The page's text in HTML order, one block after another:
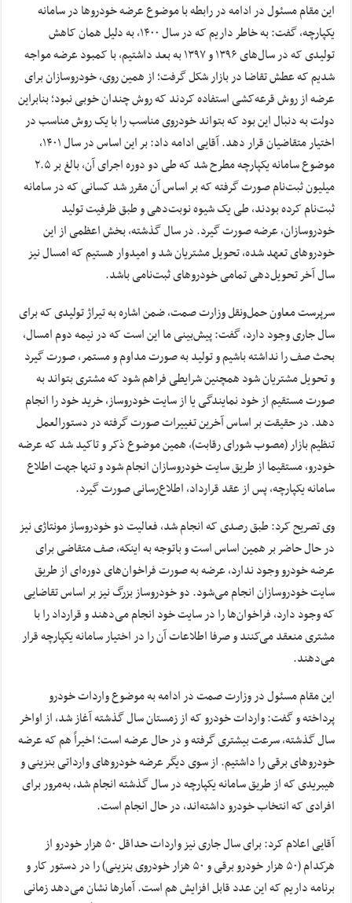
این مقام مسئول در ادامه در رابطه با موضوع عرضه‌ خودروها در سامانه
یکپارچه، گفت: به خاطر داریم که در سال‌ ۱۴۰۰، به دلیل همان کاهش
تولیدی که در سال‌های ۱۳۹۶ و ۱۳۹۷ به بعد داشتیم، با کمبود عرضه مواجه
شدیم که عطش تقاضا در بازار شکل گرفت؛ از همین روی، خودروسازان برای
عرضه از روش قرعه‌کشی استفاده کردند که روش چندان خوبی نبود؛ بنابراین
دولت به دنبال این بود که بتواند خودروی مناسب را با یک روش مناسب در
اختیار متقاضیان قرار دهد. آقایی ادامه داد: بر این اساس در سال ۱۴۰۱،
موضوع سامانه یکپارچه مطرح شد که طی دو دوره اجرای آن، بالغ بر ۲.۵
میلیون ثبت‌نام صورت گرفته که بر اساس آن مقرر شد کسانی که در سامانه
ثبت‌نام کرده بودند، طی یک شیوه نوبت‌دهی و طبق ظرفیت تولید
خودروسازان، عرضه صورت گیرد. در سال گذشته، بخش اعظمی از این
خودروهای تعهد شده، تحویل مشتریان شد و امیدوار هستیم که امسال نیز
سال آخر تحویل‌دهی تمامی خودروهای ثبت‌نامی باشد.
سرپرست معاون حمل‌ونقل وزارت صمت، ضمن اشاره به تیراژ تولیدی که برای
سال جاری وجود دارد، گفت: پیش‌بینی ما این است که در نیمه دوم امسال،
بحث صف را نداشته باشیم و تولید به صورت مداوم و مستمر، صورت گیرد
و تحویل مشتریان شود همچنین شرایطی فراهم شود که مشتری بتواند به
صورت مستقیم از خود نمایندگی یا از سایت خودروساز، خرید خود را انجام
دهد. در حقیقت بر اساس آخرین تغییرات صورت گرفته در دستورالعمل
تنظیم بازار (مصوب شورای رقابت)، همین موضوع ذکر و تاکید شد که عرضه
خودرو، مستقیما از طریق سایت خودروسازان انجام شود و تنها جهت اطلاع
سامانه یکپارچه، پس از عقد قرارداد، اطلاع‌رسانی صورت گیرد.
وی تصریح کرد: طبق رصدی که انجام شد، فعالیت دو خودروساز مونتاژی نیز
در حال حاضر بر همین اساس است و باتوجه به اینکه، صف متقاضی برای
عرضه‌ خودرو وجود ندارد، عرضه به صورت فراخوان‌های دوره‌ای از طریق
سایت خودروسازان انجام می‌شود. دو خودروساز بزرگ نیز بر اساس تقاضایی
که وجود دارد، فراخوان‌ها را در سایت خود انجام می‌دهند و قرارداد را با
مشتری منعقد می‌کنند و صرفا اطلاعات آن را در اختیار سامانه یکپارچه قرار
می‌دهند.
این مقام مسئول در وزارت صمت در ادامه به موضوع واردات خودرو
پرداخته و گفت: واردات خودرو که از زمستان سال گذشته آغاز شد، از اواخر
سال گذشته، سرعت بیشتری گرفته و در حال عرضه‌ است؛ اخیراً هم که عرضه‌
خودروهای برقی را داشتیم. از سوی دیگر عرضه‌ خودروهای وارداتی بنزینی و
هیبریدی که از طریق سامانه یکپارچه در سال گذشته انجام شد، به‌مرور برای
افرادی که انتخاب خودرو داشته‌اند، در حال انجام است.
آقایی اعلام کرد: برای سال جاری نیز واردات حداقل ۵۰ هزار خودرو از
هرکدام (۵۰ هزار خودرو برقی و ۵۰ هزار خودروی بنزینی) را در دستور کار و
برنامه داریم که این عدد قابل افزایش هم است. آمارها نشان می‌دهد زمانی‌